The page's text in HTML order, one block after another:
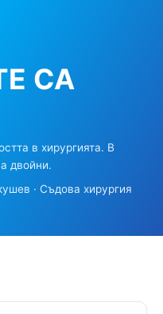
СА
в хирургията. В
двойни.
· Съдова хирургия